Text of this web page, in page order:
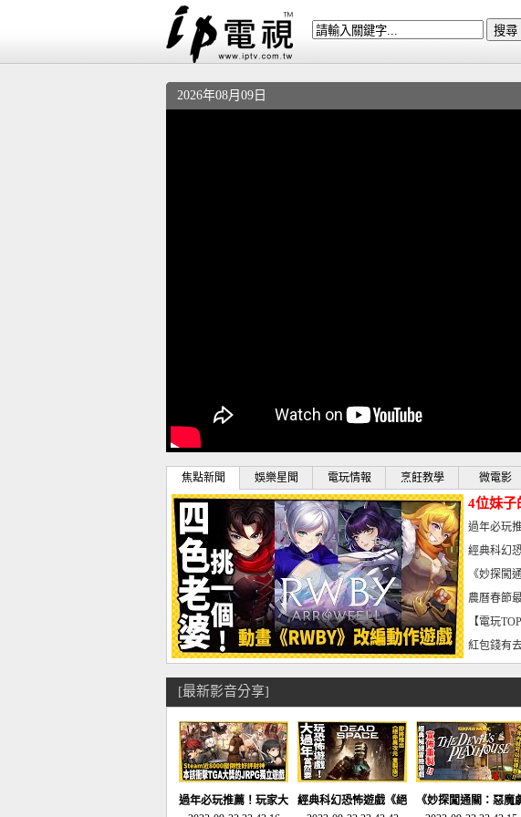
2026年08月09日
焦點新聞 娛樂星聞 電玩情報 烹飪教學 微電影
4位妹子
曝光_電
過年必玩
宅速配
經典科幻
懼體驗-電
《妙探闖
到!!-電玩
農曆春節
電玩宅速
【電玩
了，封面
紅包錢有
宅速配
[最新影音分享]
過年必玩推薦！玩家大
經典科幻恐怖遊戲《絕
《妙探闖通關：惡魔